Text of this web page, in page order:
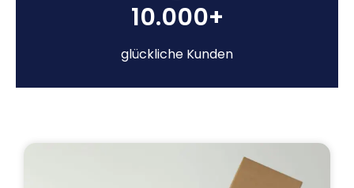
10.000+
glückliche Kunden